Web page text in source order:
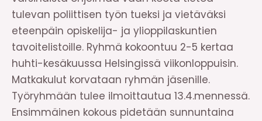
tulevan poliittisen työn tueksi ja vietäväksi
eteenpäin opiskelija- ja ylioppilaskuntien
tavoitelistoille. Ryhmä kokoontuu 2-5 kertaa
huhti-kesäkuussa Helsingissä viikonloppuisin.
Matkakulut korvataan ryhmän jäsenille.
Työryhmään tulee ilmoittautua 13.4.mennessä.
Ensimmäinen kokous pidetään sunnuntaina